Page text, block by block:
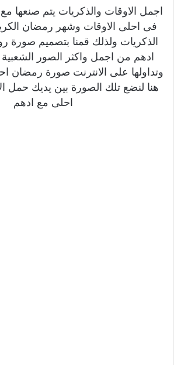
اجمل الاوقات والذكريات يتم صنعها
فى احلى الاوقات وشهر رمضان
الذكريات ولذلك قمنا بتصميم صورة
ادهم من اجمل واكثر الصور الشعبية
وتداولها على الانترنت صورة رمضان
هنا لنضع تلك الصورة بين يديك حمل
احلى مع ادهم